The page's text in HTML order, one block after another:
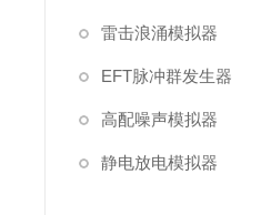
雷击浪涌模拟器
EFT脉冲群发生器
高配噪声模拟器
静电放电模拟器